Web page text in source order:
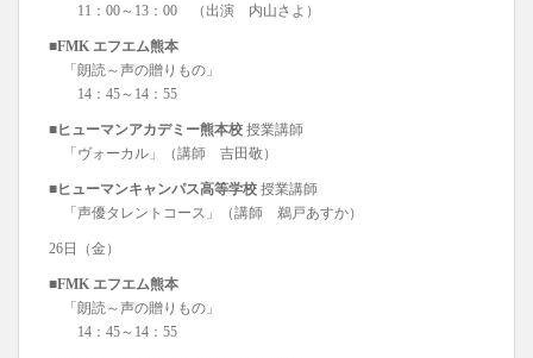
11：00～13：00 （出演 内山さよ）
■FMK エフエム熊本
「朗読～声の贈りもの」
14：45～14：55
■ヒューマンアカデミー熊本校 授業講師
「ヴォーカル」（講師 吉田敬）
■ヒューマンキャンパス高等学校 授業講師
「声優タレントコース」（講師 鵜戸あすか）
26日（金）
■FMK エフエム熊本
「朗読～声の贈りもの」
14：45～14：55